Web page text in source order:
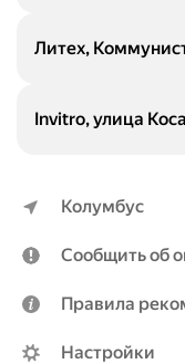
Литех,
Invitro, улица
Колумбус
Сообщить об
Правила
Настройки